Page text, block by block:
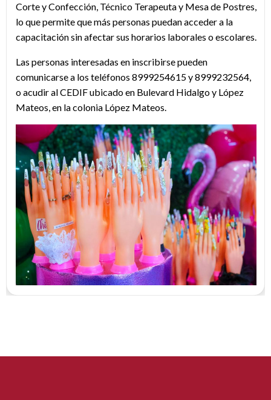
Corte y Confección, Técnico Terapeuta y Mesa de Postres,
lo que permite que más personas puedan acceder a la
capacitación sin afectar sus horarios laborales o escolares.
Las personas interesadas en inscribirse pueden
comunicarse a los teléfonos 8999254615 y 8999232564,
o acudir al CEDIF ubicado en Bulevard Hidalgo y López
Mateos, en la colonia López Mateos.